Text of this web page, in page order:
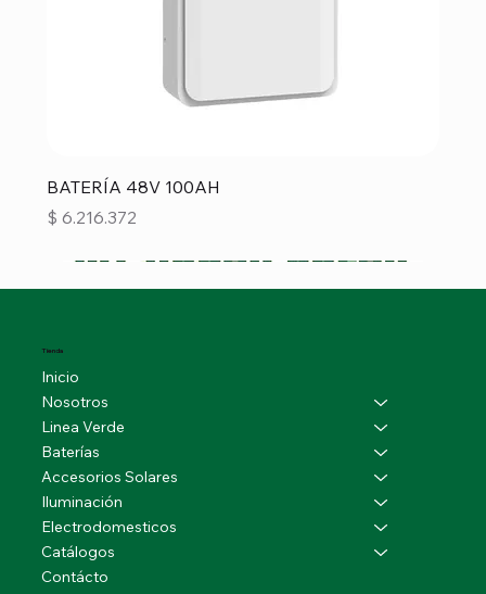
BATERÍA 48V 100AH
Precio
$ 6.216.372
Tienda
Inicio
Nosotros
Linea Verde
Baterías
Accesorios Solares
Iluminación
Electrodomesticos
Catálogos
Contácto